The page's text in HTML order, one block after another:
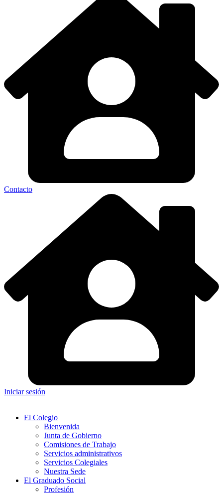
Contacto
Iniciar sesión
El Colegio
Bienvenida
Junta de Gobierno
Comisiones de Trabajo
Servicios administrativos
Servicios Colegiales
Nuestra Sede
El Graduado Social
Profesión